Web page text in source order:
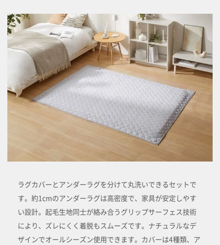
ラグカバーとアンダーラグを分けて丸洗いできるセットで
す。約1cmのアンダーラグは高密度で、家具が安定しやす
い設計。起毛生地同士が絡み合うグリップサーフェス技術
により、ズレにくく着脱もスムーズです。ナチュラルなデ
ザインでオールシーズン使用できます。カバーは4種類、ア